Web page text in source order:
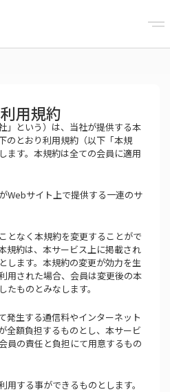
用規約
」という）は、当社が提供する本
のとおり利用規約（以下「本規
ます。本規約は全ての会員に適用
Webサイト上で提供する一連のサ
となく本規約を変更することがで
規約は、本サービス上に掲載され
します。本規約の変更が効力を生
用された場合、会員は変更後の本
ものとみなします。
発生する通信料やインターネット
全額負担するものとし、本サービ
員の責任と負担にて用意するもの
する事ができるものとします。